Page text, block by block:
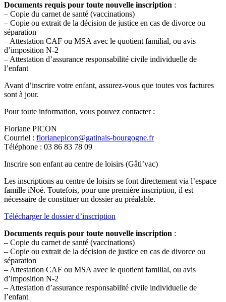
Documents requis pour toute nouvelle inscription :
– Copie du carnet de santé (vaccinations)
– Copie ou extrait de la décision de justice en cas de divorce ou
séparation
– Attestation CAF ou MSA avec le quotient familial, ou avis
d’imposition N-2
– Attestation d’assurance responsabilité civile individuelle de
l’enfant
Avant d’inscrire votre enfant, assurez-vous que toutes vos factures
sont à jour.
Pour toute information, vous pouvez contacter :
Floriane PICON
Courriel : florianepicon@gatinais-bourgogne.fr
Téléphone : 03 86 83 78 09
Inscrire son enfant au centre de loisirs (Gâti’vac)
Les inscriptions au centre de loisirs se font directement via l’espace
famille iNoé. Toutefois, pour une première inscription, il est
nécessaire de constituer un dossier au préalable.
Télécharger le dossier d’inscription
Documents requis pour toute nouvelle inscription :
– Copie du carnet de santé (vaccinations)
– Copie ou extrait de la décision de justice en cas de divorce ou
séparation
– Attestation CAF ou MSA avec le quotient familial, ou avis
d’imposition N-2
– Attestation d’assurance responsabilité civile individuelle de
l’enfant